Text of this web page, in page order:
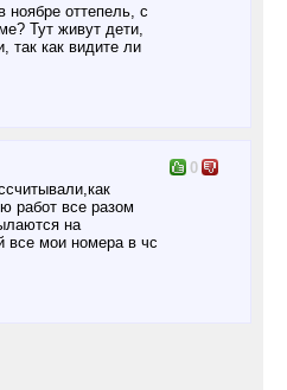
оттепель, с
Тут живут дети,
так как видите ли
работ все разом
на
все мои номера в чс
0